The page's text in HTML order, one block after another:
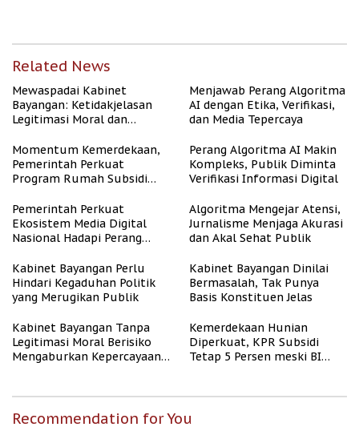
Related News
Mewaspadai Kabinet
Bayangan: Ketidakjelasan
Legitimasi Moral dan
Menjawab Perang Algoritma
AI dengan Etika, Verifikasi,
dan Media Tepercaya
Momentum Kemerdekaan,
Pemerintah Perkuat
Program Rumah Subsidi
Berpenghasilan Rendah
Perang Algoritma AI Makin
Kompleks, Publik Diminta
Verifikasi Informasi Digital
Pemerintah Perkuat
Ekosistem Media Digital
Nasional Hadapi Perang
Algoritma Mengejar Atensi,
Jurnalisme Menjaga Akurasi
dan Akal Sehat Publik
Kabinet Bayangan Perlu
Hindari Kegaduhan Politik
yang Merugikan Publik
Kabinet Bayangan Dinilai
Bermasalah, Tak Punya
Basis Konstituen Jelas
Kabinet Bayangan Tanpa
Legitimasi Moral Berisiko
Mengaburkan Kepercayaan
Kemerdekaan Hunian
Diperkuat, KPR Subsidi
Tetap 5 Persen meski BI
Recommendation for You